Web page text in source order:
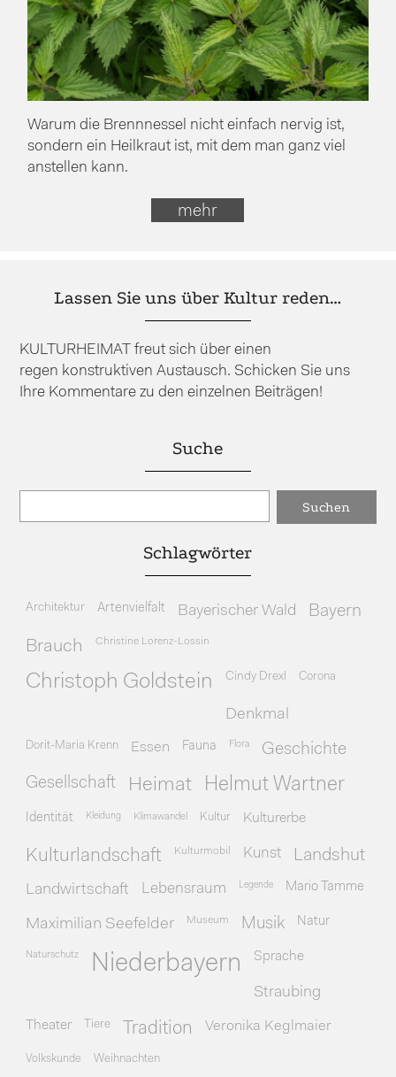
Warum die Brennnessel nicht einfach nervig ist,
sondern ein Heilkraut ist, mit dem man ganz viel
anstellen kann.
mehr
Lassen Sie uns über Kultur reden…
KULTURHEIMAT freut sich über einen
regen konstruktiven Austausch. Schicken Sie uns
Ihre Kommentare zu den einzelnen Beiträgen!
Suche
Schlagwörter
Architektur Artenvielfalt Bayerischer Wald Bayern
Brauch Christine Lorenz-Lossin
Christoph Goldstein Cindy Drexl Corona
Denkmal
Dorit-Maria Krenn Essen Fauna Flora Geschichte
Gesellschaft Heimat Helmut Wartner
Identität Kleidung Klimawandel Kultur Kulturerbe
Kulturlandschaft Kulturmobil Kunst Landshut
Landwirtschaft Lebensraum Legende Mario Tamme
Maximilian Seefelder Museum Musik Natur
Naturschutz Niederbayern Sprache
Straubing
Theater Tiere Tradition Veronika Keglmaier
Volkskunde Weihnachten